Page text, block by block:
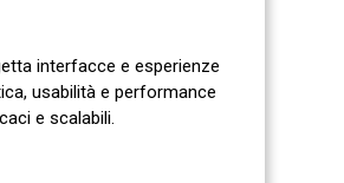
interfacce e esperienze
usabilità e performance
e scalabili.